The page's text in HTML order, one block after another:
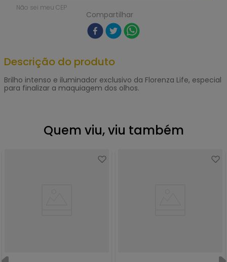
Não sei meu CEP
Compartilhar
Descrição do produto
Brilho intenso e iluminador exclusivo da Florenza Life, especial
para finalizar a maquiagem dos olhos.
Quem viu, viu também